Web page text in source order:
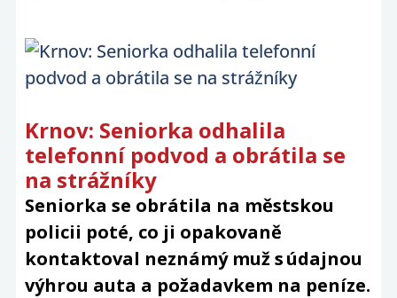
Krnov: Seniorka odhalila
telefonní podvod a obrátila se
na strážníky
Seniorka se obrátila na městskou
policii poté, co ji opakovaně
kontaktoval neznámý muž s údajnou
výhrou auta a požadavkem na peníze.